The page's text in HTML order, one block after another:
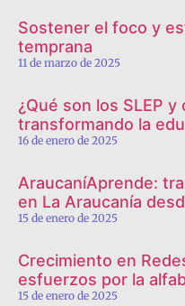
Sostener el foco y
temprana
11 de marzo de 2025
¿Qué son los SLEP
transformando la
16 de enero de 2025
AraucaníAprende:
en La Araucanía
15 de enero de 2025
Crecimiento en
esfuerzos por la
15 de enero de 2025